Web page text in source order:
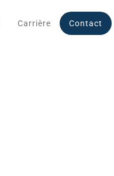
Carrière Contact